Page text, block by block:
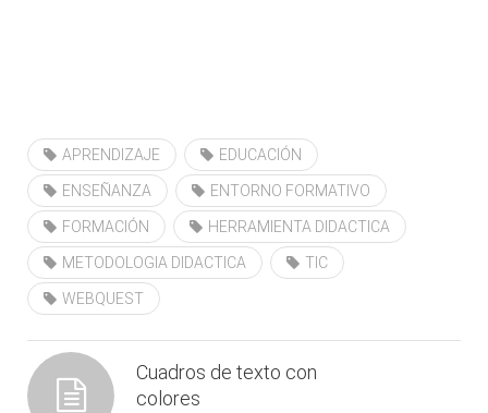
APRENDIZAJE EDUCACIÓN
ENSEÑANZA ENTORNO FORMATIVO
FORMACIÓN HERRAMIENTA DIDACTICA
METODOLOGIA DIDACTICA TIC
WEBQUEST
Cuadros de texto con
colores